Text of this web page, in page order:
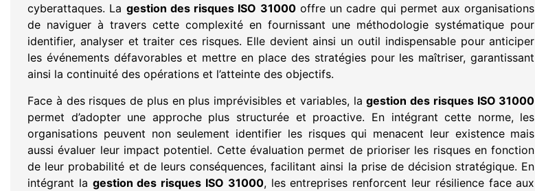
cyberattaques. La gestion des risques ISO 31000offre un cadre qui permet aux organisations
de naviguer à travers cette complexité en fournissant une méthodologie systématique pour
identifier, analyser et traiter ces risques. Elle devient ainsi un outil indispensable pour anticiper
les événements défavorables et mettre en place des stratégies pour les maîtriser, garantissant
ainsi la continuité des opérations et l’atteinte des objectifs.
Face à des risques de plus en plus imprévisibles et variables, lagestion des risques ISO 31000
permet d’adopter une approche plus structurée et proactive. En intégrant cette norme, les
organisations peuvent non seulement identifier les risques qui menacent leur existence mais
aussi évaluer leur impact potentiel. Cette évaluation permet de prioriser les risques en fonction
de leur probabilité et de leurs conséquences, facilitant ainsi la prise de décision stratégique. En
intégrant la gestion des risques ISO 31000, les entreprises renforcent leur résilience face aux